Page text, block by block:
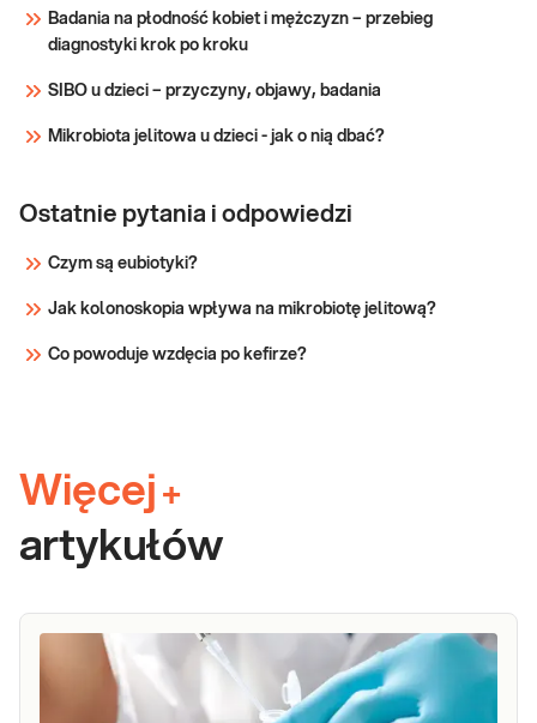
Sprawdź
Badania na płodność kobiet i mężczyzn – przebieg
diagnostyki krok po kroku
SIBO u dzieci – przyczyny, objawy, badania
Mikrobiota jelitowa u dzieci - jak o nią dbać?
Ostatnie pytania i odpowiedzi
Czym są eubiotyki?
Jak kolonoskopia wpływa na mikrobiotę jelitową?
Co powoduje wzdęcia po kefirze?
Więcej +
artykułów